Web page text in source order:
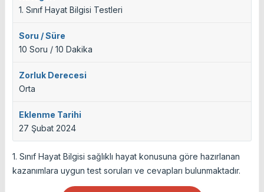
1. Sınıf Hayat Bilgisi Testleri
Soru / Süre
10 Soru / 10 Dakika
Zorluk Derecesi
Orta
Eklenme Tarihi
27 Şubat 2024
1. Sınıf Hayat Bilgisi sağlıklı hayat konusuna göre hazırlanan
kazanımlara uygun test soruları ve cevapları bulunmaktadır.